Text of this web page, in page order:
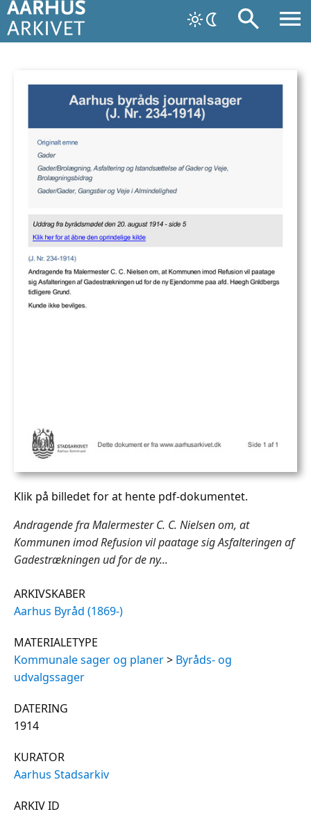
Klik på billedet for at hente pdf-dokumentet.
Andragende fra Malermester C. C. Nielsen om, at
Kommunen imod Refusion vil paatage sig Asfalteringen af
Gadestrækningen ud for de ny...
ARKIVSKABER
Aarhus Byråd (1869-)
MATERIALETYPE
Kommunale sager og planer> Byråds- og
udvalgssager
DATERING
1914
KURATOR
Aarhus Stadsarkiv
ARKIV ID